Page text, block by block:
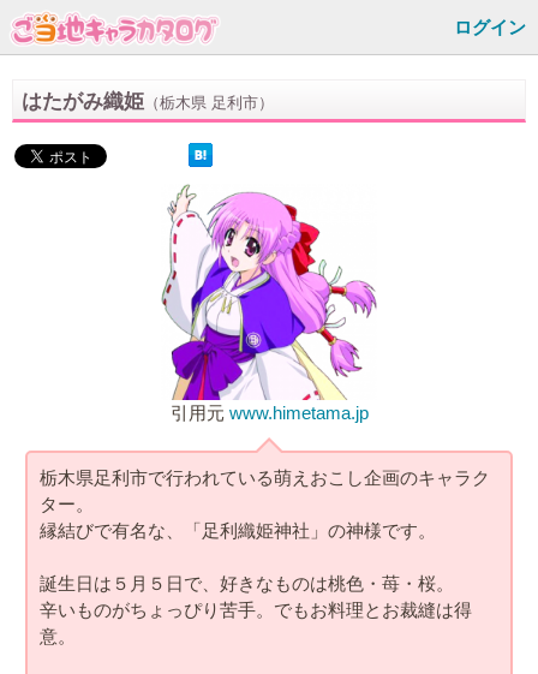
ログイン
はたがみ織姫 （栃木県 足利市）
引用元 www.himetama.jp
栃木県足利市で行われている萌えおこし企画のキャラク
ター。
縁結びで有名な、「足利織姫神社」の神様です。
誕生日は５月５日で、好きなものは桃色・苺・桜。
辛いものがちょっぴり苦手。でもお料理とお裁縫は得
意。